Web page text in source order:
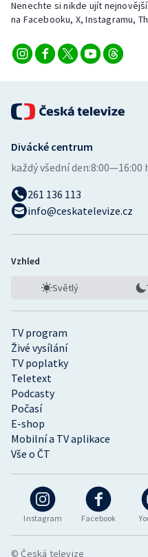
Veslování
Vodní slalom
Volejbal
Ostatní
Nenechte si nikde ujít
na Facebooku, X, Instagramu,
Instagram Facebook
TV program
Živé vysílání
TV poplatky
Teletext
Podcasty
Počasí
E-shop
Mobilní a TV aplikace
Vše o ČT
Divácké centrum
každý všední den:8:00—16:00
261 136 113
info@ceskatelevize.cz
Vzhled
Světlý
© Česká televize